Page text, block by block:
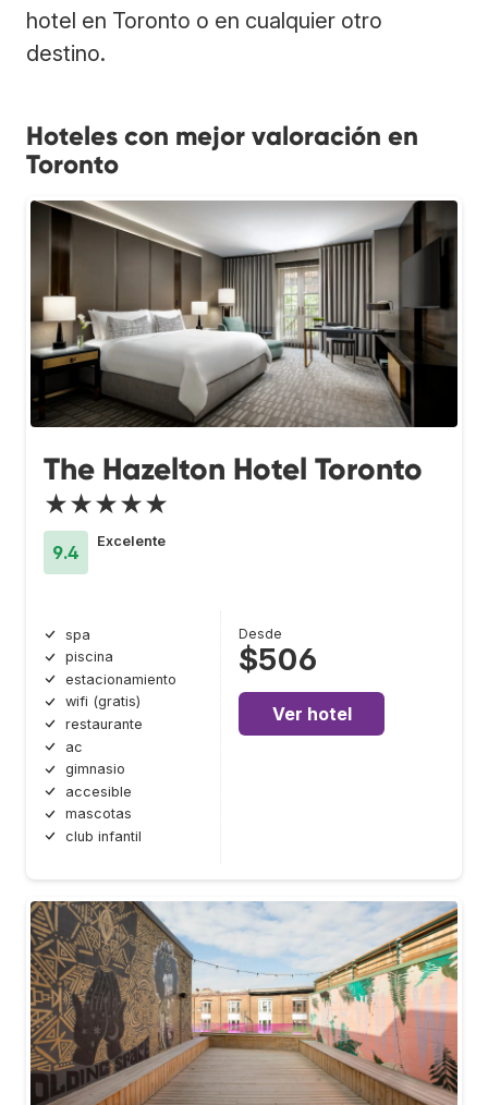
hotel en Toronto o en cualquier otro
destino.
Hoteles con mejor valoración en
Toronto
The Hazelton Hotel Toronto
★★★★★
9.4
Excelente
spa
piscina
estacionamiento
wifi (gratis)
restaurante
ac
gimnasio
accesible
mascotas
club infantil
Desde
$506
Ver hotel